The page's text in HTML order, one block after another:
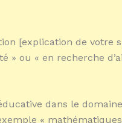
[explication de votre
» ou « en recherche
dans le
«